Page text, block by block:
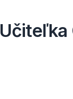
Učiteľka